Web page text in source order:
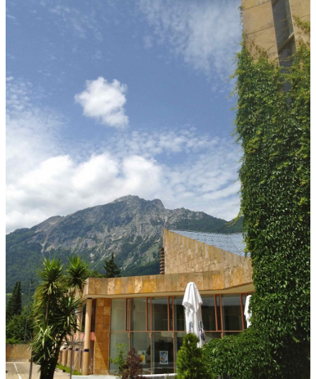
Die Uraufführung der Auftragskomposition des Grandseigneurs
der deutschen Filmmusik Enjott Schneider begeisterte auch
Moderne-Musik-Muffel. Wen-Sinn Yangs Cello verwandelte das
Theater im Kurgastzentrum in einen lichten Zaubergarten. Und
Schumanns "Zweite" war Orchester-Höchstleistung.
Schuhmann pur, Romantik pur, Genuss pur.
Mit Enjott Schneider, Professor an der Münchner Hochschule
für Musik und Theater, hatte sich die Bad Reichenhaller
Philharmonie in jeder Hinsicht etwas Besonderes eingefangen.
Der rastlose Schöpfer von über 1.000 Filmmusiken ist -
musikalisch - in der ganzen Welt zu Hause: "composer in
residence" in Baden-Baden wie Peking, gefragt in St. Gallen wie
Taipeh, pendelt er zwischen Asien und der Sorbonne. "Robert
Schumann liegt mir sehr" begründet Schneider sein neuestes
Werk "Florestan und Eusebius", das er der Bad Reichenhaller
Philharmonie und ihrem künstlerischen Leiter und
Chefdirigenten Christoph Adt gewidmet hat. Beide Pseudonyme
hat Schumann selbst gewählt, Florestan steht für den
"Draufgänger", Eusebius für den "Softie" (Schneider).
"Schumann ist eine faszinierende Person. Er war und seine
Musik ist im Sinne des Wortes ver-rückt. Schumann ist aus den
Fugen, zerrissen, seine Satz-Technik ist geprägt von
Verschiebung, er hat eine ganz eigene Kompositionstechnik"
begeistert sich Schneider. Er nennt ihn "Visionär" und attestiert
ihm eine "höhere Wahrnehmung der Welt". Diesem
ambivalenten Schumann will Schneider in seiner Tondichtung
nachspüren, nicht aber "Schumann nachkomponieren". "Con
passione", mit Leidenschaft, bewegt sich Schneiders
Komposition zwischen den Polen Kraft und Ruhe, zwischen
Florestan und Eusebius eben. Sie vermittelt Bilder für die
Ohren, der Filmmusik-Komponist scheint immer durch.
Vereinzelte Schumann-Zitate wechseln mit verstörender Wucht,
Klanggewalt mit verschreckten, zaghaften Abgründen.